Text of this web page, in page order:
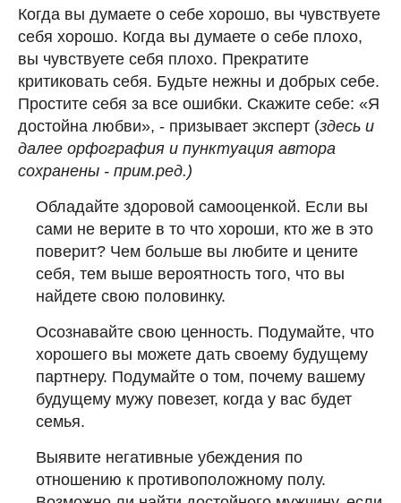
Когда вы думаете о себе хорошо, вы чувствуете
себя хорошо. Когда вы думаете о себе плохо,
вы чувствуете себя плохо. Прекратите
критиковать себя. Будьте нежны и добрых себе.
Простите себя за все ошибки. Скажите себе: «Я
достойна любви», - призывает эксперт (здесь и
далее орфография и пунктуация автора
сохранены - прим.ред.)
Обладайте здоровой самооценкой. Если вы
сами не верите в то что хороши, кто же в это
поверит? Чем больше вы любите и цените
себя, тем выше вероятность того, что вы
найдете свою половинку.
Осознавайте свою ценность. Подумайте, что
хорошего вы можете дать своему будущему
партнеру. Подумайте о том, почему вашему
будущему мужу повезет, когда у вас будет
семья.
Выявите негативные убеждения по
отношению к противоположному полу.